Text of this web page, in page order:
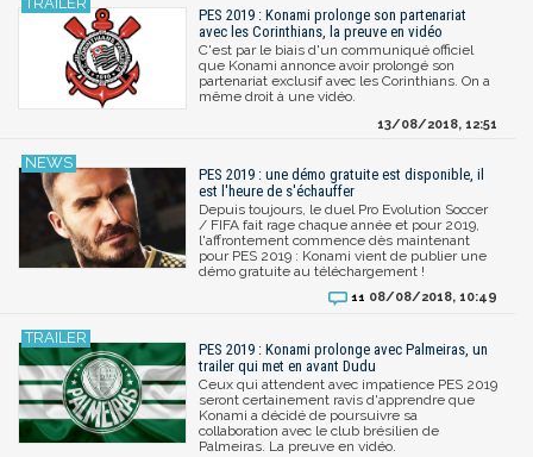
PES 2019 : Konami prolonge son partenariat
avec les Corinthians, la preuve en vidéo
C'est par le biais d'un communiqué officiel
que Konami annonce avoir prolongé son
partenariat exclusif avec les Corinthians. On a
même droit à une vidéo.
13/08/2018, 12:51
PES 2019 : une démo gratuite est disponible, il
est l'heure de s'échauffer
Depuis toujours, le duel Pro Evolution Soccer
/ FIFA fait rage chaque année et pour 2019,
l'affrontement commence dès maintenant
pour PES 2019 : Konami vient de publier une
démo gratuite au téléchargement !
11 08/08/2018, 10:49
PES 2019 : Konami prolonge avec Palmeiras, un
trailer qui met en avant Dudu
Ceux qui attendent avec impatience PES 2019
seront certainement ravis d'apprendre que
Konami a décidé de poursuivre sa
collaboration avec le club brésilien de
Palmeiras. La preuve en vidéo.